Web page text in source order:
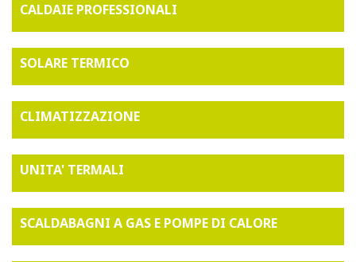
CALDAIE PROFESSIONALI
SOLARE TERMICO
CLIMATIZZAZIONE
UNITA' TERMALI
SCALDABAGNI A GAS E POMPE DI CALORE